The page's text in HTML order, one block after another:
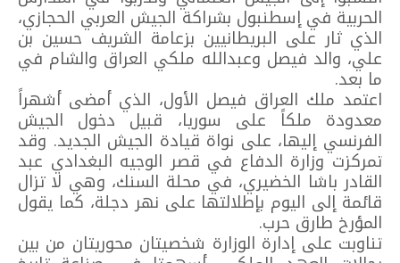
الحربية في إسطنبول بشراكة الجيش العربي الحجازي،
الذي ثار على البريطانيين بزعامة الشريف حسين بن
علي، والد فيصل وعبدالله ملكي العراق والشام في
ما بعد.
اعتمد ملك العراق فيصل الأول، الذي أمضى أشهراً
معدودة ملكاً على سوريا، قبيل دخول الجيش
الفرنسي إليها، على نواة قيادة الجيش الجديد. وقد
تمركزت وزارة الدفاع في قصر الوجيه البغدادي عبد
القادر باشا الخضيري، في محلة السنك، وهي لا تزال
قائمة إلى اليوم بإطلالتها على نهر دجلة، كما يقول
المؤرخ طارق حرب.
تناوبت على إدارة الوزارة شخصيتان محوريتان من بين